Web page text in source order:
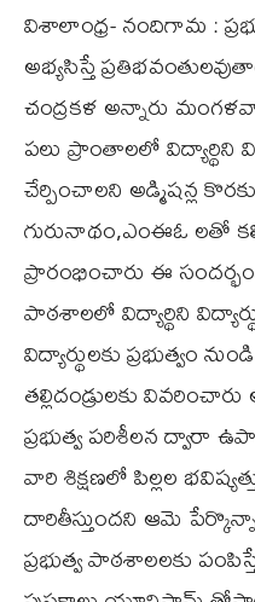
విశాలాంధ్ర- నందిగామ :
అభ్యసిస్తే
చంద్రకళ అన్నారు
పలు ప్రాంతాలలో విద్యార్థిని
చేర్పించాలని అడ్మిషన్ల
గురునాథం,ఎంఈఓ లతో
ప్రారంభించారు ఈ
పాఠశాలలో విద్యార్థిని
విద్యార్థులకు ప్రభుత్వం
తల్లిదండ్రులకు
ప్రభుత్వ పరిశీలన
వారి శిక్షణలో పిల్లల
దారితీస్తుందని ఆమె
ప్రభుత్వ పాఠశాలలకు